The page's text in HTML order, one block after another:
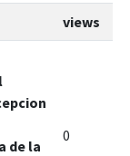
views
de la
0